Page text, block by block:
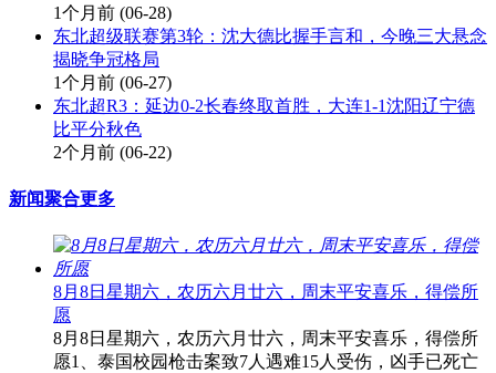
1个月前 (06-28)
东北超级联赛第3轮：沈大德比握手言和，今晚三大悬念
揭晓争冠格局
1个月前 (06-27)
东北超R3：延边0-2长春终取首胜，大连1-1沈阳辽宁德
比平分秋色
2个月前 (06-22)
新闻聚合更多
8月8日星期六，农历六月廿六，周末平安喜乐，得偿所
愿
8月8日星期六，农历六月廿六，周末平安喜乐，得偿所
愿1、泰国校园枪击案致7人遇难15人受伤，凶手已死亡